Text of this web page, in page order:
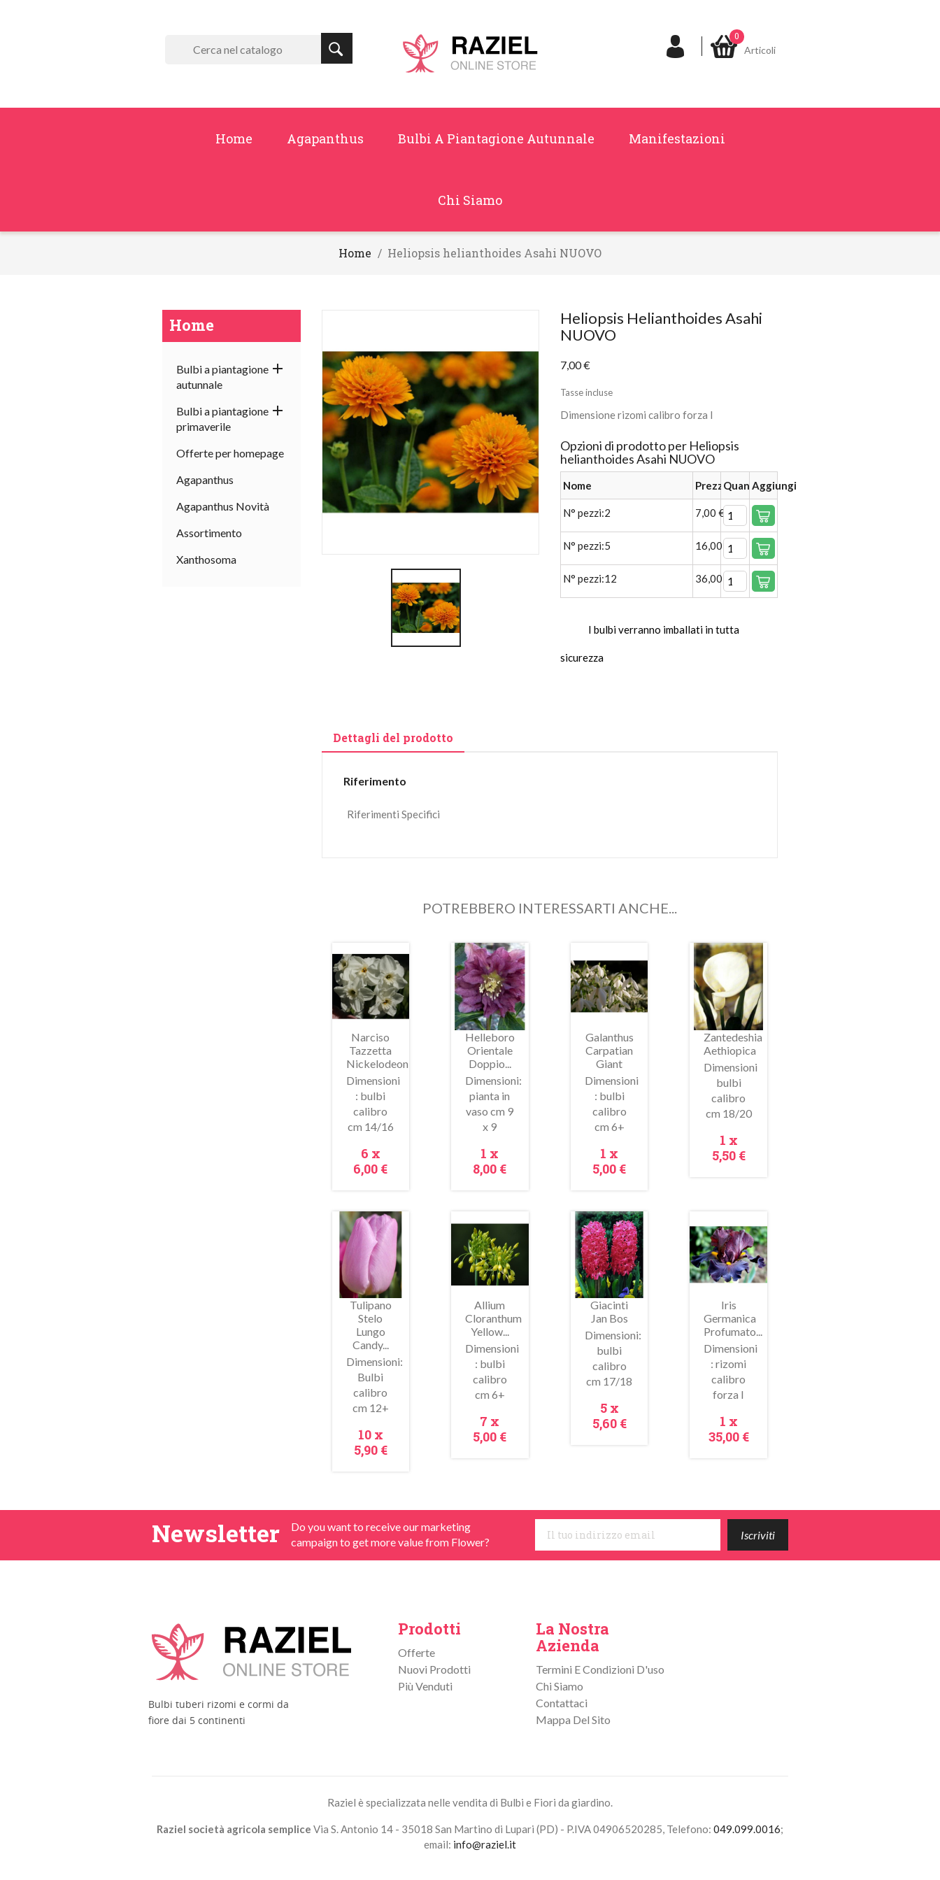
0
Articoli
Home Agapanthus Bulbi A Piantagione Autunnale Manifestazioni
Chi Siamo
Home Heliopsis helianthoides Asahi NUOVO
Home
Bulbi a piantagione
autunnale

Bulbi a piantagione
primaverile

Offerte per homepage
Agapanthus
Agapanthus Novità
Assortimento
Xanthosoma
Heliopsis Helianthoides Asahi
NUOVO
7,00 €
Tasse incluse
Dimensione rizomi calibro forza I
Opzioni di prodotto per Heliopsis
helianthoides Asahi NUOVO
Nome PrezzoQuantitàAggiungi
N° pezzi:2 7,00 €
N° pezzi:5 16,00 €
N° pezzi:12 36,00 €
I bulbi verranno imballati in tutta
sicurezza
Dettagli del prodotto
Riferimento
Riferimenti Specifici
POTREBBERO INTERESSARTI ANCHE...
Anteprima
Narciso
Tazzetta
Nickelodeon
Dimensioni
: bulbi
calibro
cm 14/16
Prezzo
6 x
6,00 €
Anteprima
Helleboro
Orientale
Doppio...
Dimensioni:
pianta in
vaso cm 9
x 9
Prezzo
1 x
8,00 €
Anteprima
Galanthus
Carpatian
Giant
Dimensioni
: bulbi
calibro
cm 6+
Prezzo
1 x
5,00 €
Anteprima
Zantedeshia
Aethiopica
Dimensioni
bulbi
calibro
cm 18/20
Prezzo
1 x
5,50 €
Anteprima
Tulipano
Stelo
Lungo
Candy...
Dimensioni:
Bulbi
calibro
cm 12+
Prezzo
10 x
5,90 €
Anteprima
Allium
Cloranthum
Yellow...
Dimensioni
: bulbi
calibro
cm 6+
Prezzo
7 x
5,00 €
Anteprima
Giacinti
Jan Bos
Dimensioni:
bulbi
calibro
cm 17/18
Prezzo
5 x
5,60 €
Anteprima
Iris
Germanica
Profumato...
Dimensioni
: rizomi
calibro
forza I
Prezzo
1 x
35,00 €
Newsletter
Do you want to receive our marketing
campaign to get more value from Flower?
Bulbi tuberi rizomi e cormi da
fiore dai 5 continenti
Prodotti
Offerte
Nuovi Prodotti
Più Venduti
La Nostra
Azienda
Termini E Condizioni D'uso
Chi Siamo
Contattaci
Mappa Del Sito
Raziel è specializzata nelle vendita di Bulbi e Fiori da giardino.
Raziel società agricola semplice Via S. Antonio 14 - 35018 San Martino di Lupari (PD) - P.IVA 04906520285, Telefono: 049.099.0016;
email: info@raziel.it